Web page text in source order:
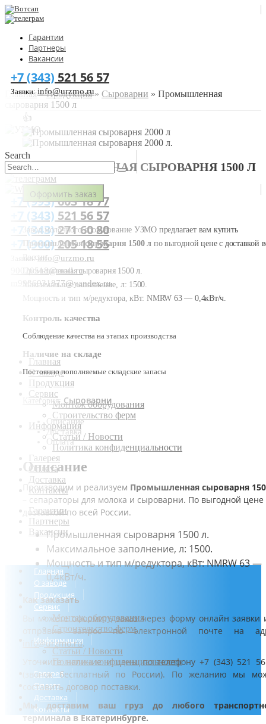
Гарантии
Партнеры
Вакансии
+7 (343) 521 56 57
Заявки:info@urzmo.ru
Search
+7 (993)603 18 77
+7 (343) 521 56 57
+7 (343)271 60 80
+7 (900)205 18 55
Заявки: info@urzmo.ru
90020518@mail.ru
m9936031877@yandex.ru
Главная
О заводе
Продукция
Сервис
Монтаж оборудования
Строительство ферм
Информация
Статьи / Новости
Политика конфиденциальности
Галерея
Оплата
Доставка
Контакты
Гарантии
Партнеры
Вакансии
Главная
О заводе
Продукция
Сервис
Монтаж оборудования
Строительство ферм
Информация
Статьи / Новости
Политика конфиденциальности
Галерея
Оплата
Доставка
Контакты
Главная»Продукция» Сыроварни » Промышленная
сыроварня 1500 л
👍
ПРОМЫШЛЕННАЯ СЫРОВАРНЯ 1500 Л
Оформить заказ
Завод молочного оборудование УЗМО предлагает вам купить
Промышленная сыроварня 1500 лпо выгодной цене с доставкой
России.
Промышленная сыроварня 1500 л.
Максимальное заполнение, л: 1500.
Мощность и тип м/редуктора, кВт: NMRW 63 — 0,4кВт/ч.
Контроль качества
Соблюдение качества на этапах производства
Наличие на складе
Постоянно пополняемые складские запасы
Категория: Сыроварни
Описание
Доставка
Оплата
Описание
Производим и реализуем Промышленная сыроварня
– сепараторы для молока и сыроварни. По выгодной цене
доставкой по всей России.
Промышленная сыроварня 1500 л.
Максимальное заполнение, л: 1500.
Мощность и тип м/редуктора, кВт: NMRW 63 —
0,4кВт/ч.
Как заказать
Вы можете оформить заказ через форму онлайн заявки
отправив запрос по электронной почте на
info@urzmo.ru.
Уточните наличие и цены по телефону +7 (343) 521
(звонок бесплатный по России). По желанию мы
составить договор поставки.
Мы доставим ваш груз до любого
терминала в Екатеринбурге.